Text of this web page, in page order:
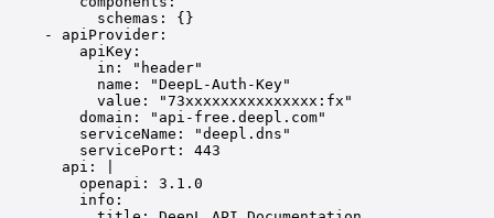
schemas: {}
- apiProvider :
apiKey :
in : " header"
name : "DeepL-Auth-Key"
value : "73xxxxxxxxxxxxxxx:fx "
domain : " api-free.deepl.com"
serviceName : "deepl.dns "
servicePort : 443
api :
openapi: 3.1.0
info: